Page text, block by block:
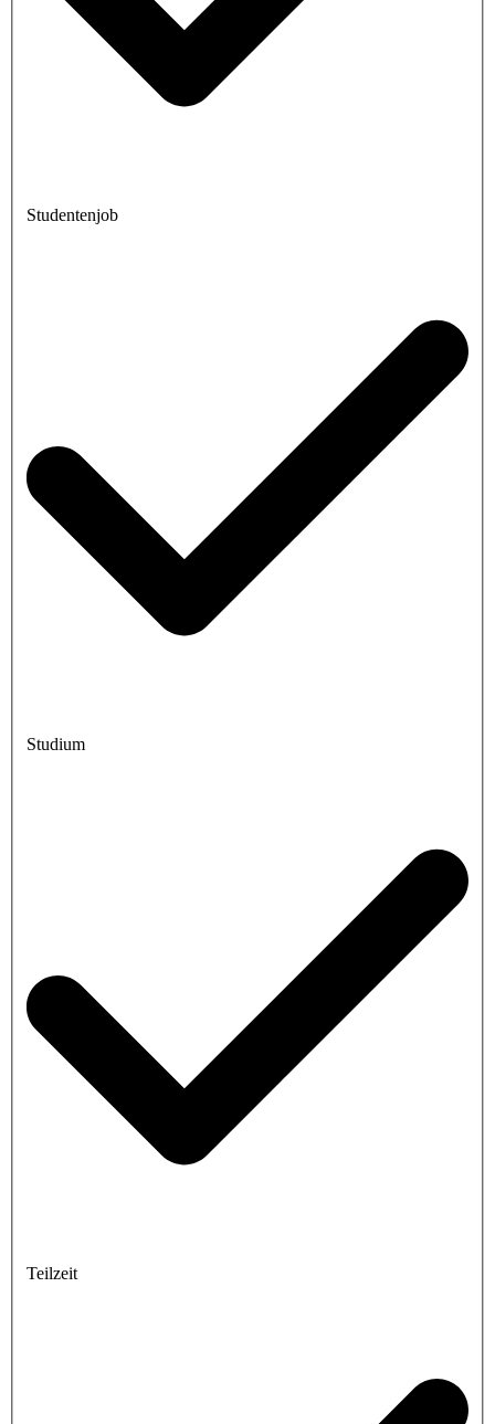
Studentenjob
Studium
Teilzeit